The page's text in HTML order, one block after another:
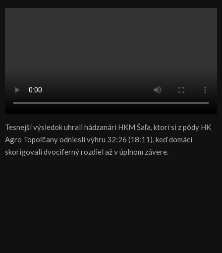
Tesnejší výsledok uhrali hádzanári HKM Šaľa, ktorí si z pôdy HK
Agro Topoľčany odniesli výhru 32:26 (18:11), keď domáci
skorigovali dvociferný rozdiel až v úplnom závere.